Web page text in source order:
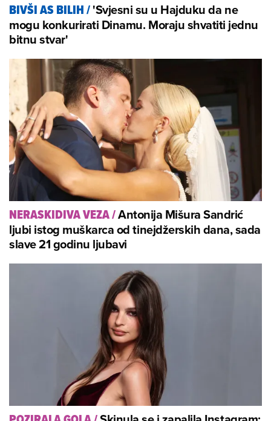
BIVŠI AS BILIH/'Svjesni su u Hajduku da ne
mogu konkurirati Dinamu. Moraju shvatiti jednu
bitnu stvar'
NERASKIDIVA VEZA/Antonija Mišura Sandrić
ljubi istog muškarca od tinejdžerskih dana, sada
slave 21 godinu ljubavi